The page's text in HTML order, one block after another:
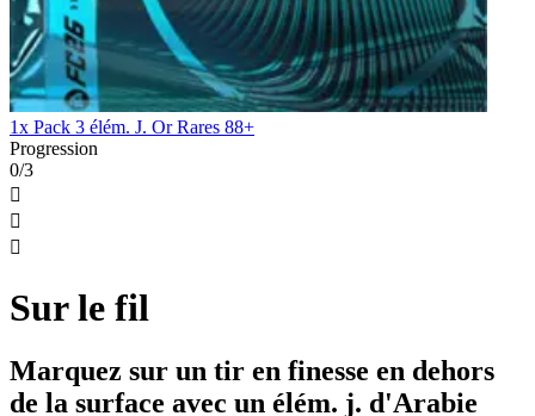
1x Pack 3 élém. J. Or Rares 88+
Progression
0/3



Sur le fil
Marquez sur un tir en finesse en dehors
de la surface avec un élém. j. d'Arabie